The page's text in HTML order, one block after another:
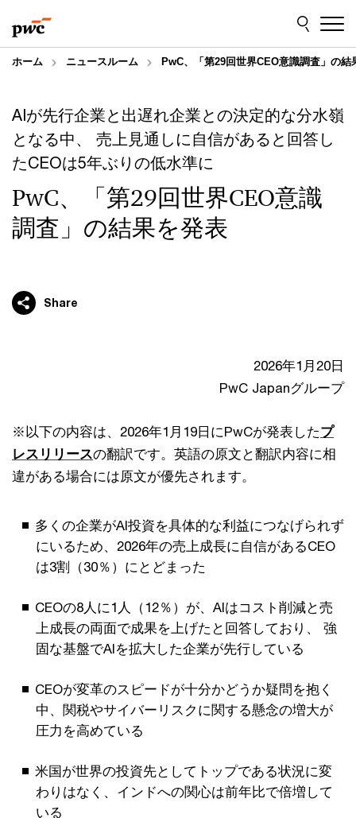
to
content
to
footer
ホーム ニュースルーム PwC、「第29回世界CEO意識調査」の結
AIが先行企業と出遅れ企業との決定的な分水嶺
となる中、 売上見通しに自信があると回答し
たCEOは5年ぶりの低水準に
PwC、「第29回世界CEO意識
調査」の結果を発表
Share
2026年1月20日
PwC Japanグループ
※以下の内容は、2026年1月19日にPwCが発表したプ
レスリリースの翻訳です。英語の原文と翻訳内容に相
違がある場合には原文が優先されます。
多くの企業がAI投資を具体的な利益につなげられず
にいるため、2026年の売上成長に自信があるCEO
は3割（30％）にとどまった
CEOの8人に1人（12％）が、AIはコスト削減と売
上成長の両面で成果を上げたと回答しており、 強
固な基盤でAIを拡大した企業が先行している
CEOが変革のスピードが十分かどうか疑問を抱く
中、関税やサイバーリスクに関する懸念の増大が
圧力を高めている
米国が世界の投資先としてトップである状況に変
わりはなく、インドへの関心は前年比で倍増して
いる